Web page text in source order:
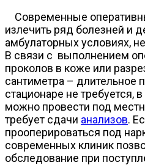
Современные
излечить ряд болезней и
амбулаторных условиях,
В связи с выполнением
проколов в коже или
сантиметра – длительное
стационаре не требуется,
можно провести под
требует сдачи анализов.
прооперироваться под
современных клиник
обследование при